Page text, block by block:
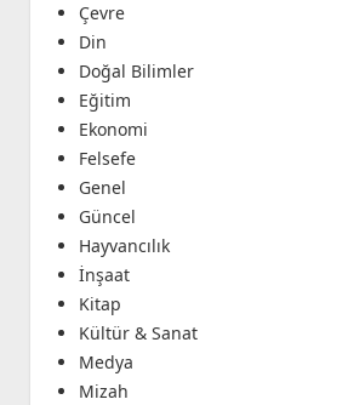
Çevre
Din
Doğal Bilimler
Eğitim
Ekonomi
Felsefe
Genel
Güncel
Hayvancılık
İnşaat
Kitap
Kültür & Sanat
Medya
Mizah